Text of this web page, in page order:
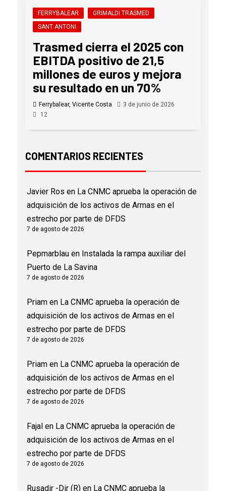
FERRYBALEAR
GRIMALDI TRASMED
SANT ANTONI
Trasmed cierra el 2025 con
EBITDA positivo de 21,5
millones de euros y mejora
su resultado en un 70%
Ferrybalear, Vicente Costa
3 de junio de 2026
12
COMENTARIOS RECIENTES
Javier Ros en La CNMC aprueba la operación de
adquisición de los activos de Armas en el
estrecho por parte de DFDS
7 de agosto de 2026
Pepmarblau en Instalada la rampa auxiliar del
Puerto de La Savina
7 de agosto de 2026
Priam en La CNMC aprueba la operación de
adquisición de los activos de Armas en el
estrecho por parte de DFDS
7 de agosto de 2026
Priam en La CNMC aprueba la operación de
adquisición de los activos de Armas en el
estrecho por parte de DFDS
7 de agosto de 2026
Fajal en La CNMC aprueba la operación de
adquisición de los activos de Armas en el
estrecho por parte de DFDS
7 de agosto de 2026
Rusadir -Dir (R) en La CNMC aprueba la